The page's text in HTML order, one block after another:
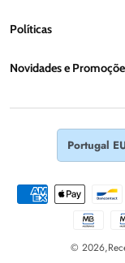
Políticas
Novidades e
© 2026,